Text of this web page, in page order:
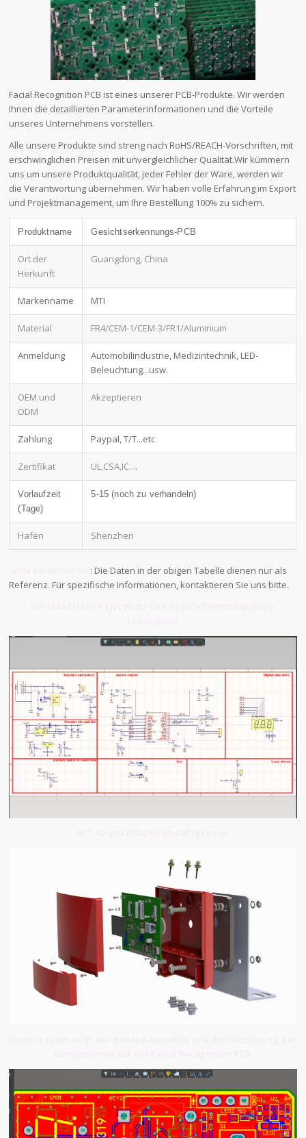
Facial Recognition PCB ist eines unserer PCB-Produkte. Wir werden
Ihnen die detaillierten Parameterinformationen und die Vorteile
unseres Unternehmens vorstellen.
Alle unsere Produkte sind streng nach RoHS/REACH-Vorschriften, mit
erschwinglichen Preisen mit unvergleichlicher Qualität.Wir kümmern
uns um unsere Produktqualität, jeder Fehler der Ware, werden wir
die Verantwortung übernehmen. Wir haben volle Erfahrung im Export
und Projektmanagement, um Ihre Bestellung 100% zu sichern.
Produktname Gesichtserkennungs-PCB
Ort der
Herkunft
Guangdong, China
Markenname MTI
Material FR4/CEM-1/CEM-3/FR1/Aluminium
Anmeldung
Automobilindustrie, Medizintechnik, LED-
Beleuchtung...usw.
OEM und
ODM
Akzeptieren
Zahlung Paypal, T/T...etc
Zertifikat UL,CSA,IC....
Vorlaufzeit
(Tage)
5-15 (noch zu verhandeln)
Hafen Shenzhen
: Die Daten in der obigen Tabelle dienen nur als
Referenz. Für spezifische Informationen, kontaktieren Sie uns bitte.